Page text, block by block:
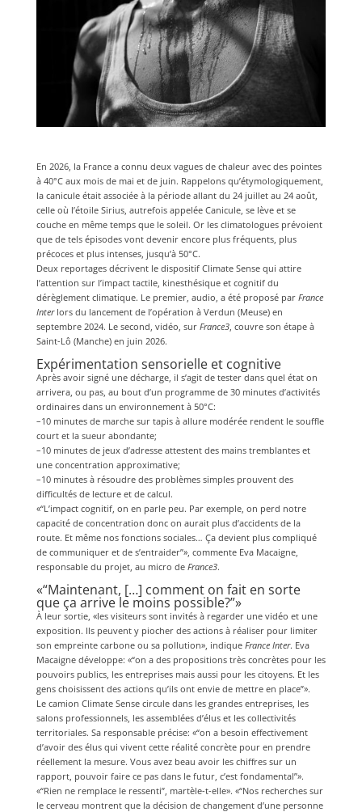
En 2026, la France a connu deux vagues de chaleur avec des pointes
à 40°C aux mois de mai et de juin. Rappelons qu’étymologiquement,
la canicule était associée à la période allant du 24 juillet au 24 août,
celle où l’étoile Sirius, autrefois appelée Canicule, se lève et se
couche en même temps que le soleil. Or les climatologues prévoient
que de tels épisodes vont devenir encore plus fréquents, plus
précoces et plus intenses, jusqu’à 50°C.
Deux reportages décrivent le dispositif Climate Sense qui attire
l’attention sur l’impact tactile, kinesthésique et cognitif du
dérèglement climatique. Le premier, audio, a été proposé par France
Interlors du lancement de l’opération à Verdun (Meuse) en
septembre 2024. Le second, vidéo, sur France3, couvre son étape à
Saint-Lô (Manche) en juin 2026.
Expérimentation sensorielle et cognitive
Après avoir signé une décharge, il s’agit de tester dans quel état on
arrivera, ou pas, au bout d’un programme de 30 minutes d’activités
ordinaires dans un environnement à 50°C:
–10 minutes de marche sur tapis à allure modérée rendent le souffle
court et la sueur abondante;
–10 minutes de jeux d’adresse attestent des mains tremblantes et
une concentration approximative;
–10 minutes à résoudre des problèmes simples prouvent des
difficultés de lecture et de calcul.
«“L’impact cognitif, on en parle peu. Par exemple, on perd notre
capacité de concentration donc on aurait plus d’accidents de la
route. Et même nos fonctions sociales… Ça devient plus compliqué
de communiquer et de s’entraider”», commente Eva Macaigne,
responsable du projet, au micro de France3.
«“Maintenant, […] comment on fait en sorte
que ça arrive le moins possible?”»
À leur sortie, «les visiteurs sont invités à regarder une vidéo et une
exposition. Ils peuvent y piocher des actions à réaliser pour limiter
son empreinte carbone ou sa pollution», indique France Inter. Eva
Macaigne développe: «“on a des propositions très concrètes pour les
pouvoirs publics, les entreprises mais aussi pour les citoyens. Et les
gens choisissent des actions qu’ils ont envie de mettre en place”».
Le camion Climate Sense circule dans les grandes entreprises, les
salons professionnels, les assemblées d’élus et les collectivités
territoriales. Sa responsable précise: «“on a besoin effectivement
d’avoir des élus qui vivent cette réalité concrète pour en prendre
réellement la mesure. Vous avez beau avoir les chiffres sur un
rapport, pouvoir faire ce pas dans le futur, c’est fondamental”».
«“Rien ne remplace le ressenti”, martèle-t-elle». «“Nos recherches sur
le cerveau montrent que la décision de changement d’une personne